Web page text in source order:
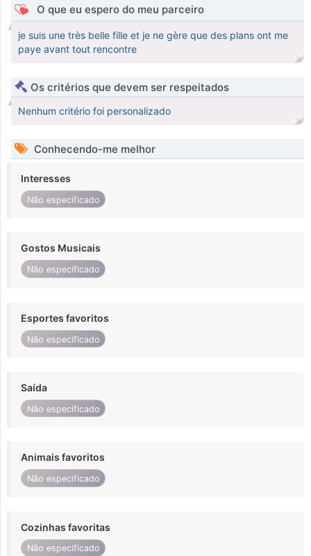
O que eu espero do meu parceiro
je suis une très belle fille et je ne gère que des plans ont me
paye avant tout rencontre
Os critérios que devem ser respeitados
Nenhum critério foi personalizado
Conhecendo-me melhor
Interesses
Não especificado
Gostos Musicais
Não especificado
Esportes favoritos
Não especificado
Saída
Não especificado
Animais favoritos
Não especificado
Cozinhas favoritas
Não especificado